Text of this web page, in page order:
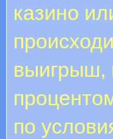
казино
выигрыш,
по